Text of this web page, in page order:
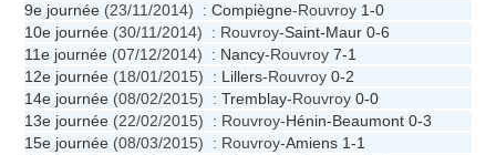
9e journée (23/11/2014) : Compiègne-Rouvroy 1-0
10e journée (30/11/2014) : Rouvroy-Saint-Maur 0-6
11e journée (07/12/2014) : Nancy-Rouvroy 7-1
12e journée (18/01/2015) : Lillers-Rouvroy 0-2
14e journée (08/02/2015) : Tremblay-Rouvroy 0-0
13e journée (22/02/2015) : Rouvroy-Hénin-Beaumont 0-3
15e journée (08/03/2015) : Rouvroy-Amiens 1-1